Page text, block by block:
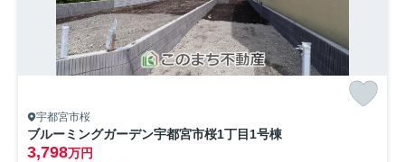
宇都宮市桜
ブルーミングガーデン宇都宮市桜1丁目 1号棟
3,798万円